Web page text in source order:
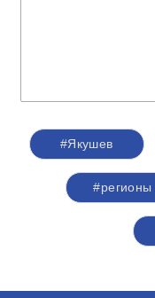
#Якушев
#регионы